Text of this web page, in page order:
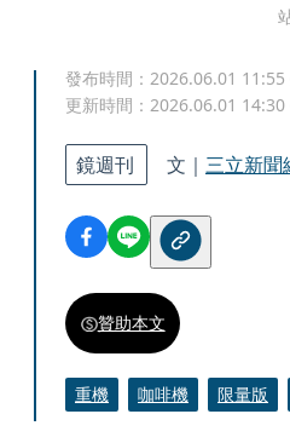
發布時間： 2026.06.01 11:55
更新時間： 2026.06.01 14:30
鏡週刊 文｜ 三立新聞
贊助本文
重機 咖啡機 限量版